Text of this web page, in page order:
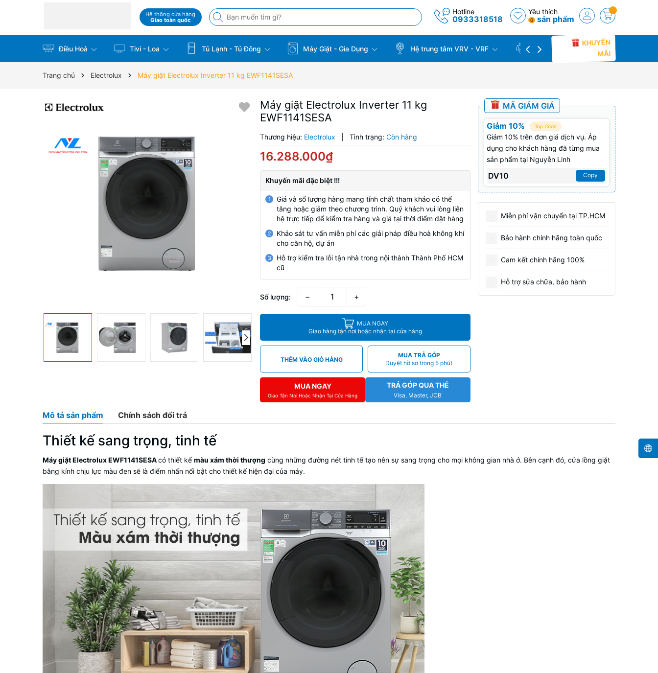
Hệ thống cửa hàng
Giao toàn quốc
Hotline
0933318518
Yêu thích
0 sản phẩm
Điều Hoà Tivi - Loa Tủ Lạnh - Tủ Đông Máy Giặt - Gia Dụng Hệ trung tâm VRV - VRF CÔNG TRÌNH THỰC TẾ
KHUYẾN
MÃI
Trang chủ Electrolux Máy giặt Electrolux Inverter 11 kg EWF1141SESA
Máy giặt Electrolux Inverter 11 kg
EWF1141SESA
Thương hiệu: Electrolux Tình trạng: Còn hàng
16.288.000₫
Khuyến mãi đặc biệt !!!
1
Giá và số lượng hàng mang tính chất tham khảo có thể
tăng hoặc giảm theo chương trình. Quý khách vui lòng liên
hệ trực tiếp để kiểm tra hàng và giá tại thời điểm đặt hàng
2
Khảo sát tư vấn miễn phí các giải pháp điều hoà không khí
cho căn hộ, dự án
3
Hỗ trợ kiểm tra lỗi tận nhà trong nội thành Thành Phố HCM
cũ
Số lượng: − +
MUA NGAY
Giao hàng tận nơi hoặc nhận tại cửa hàng
THÊM VÀO GIỎ HÀNG
MUA TRẢ GÓP
Duyệt hồ sơ trong 5 phút
MUA NGAY
Giao Tận Nơi Hoặc Nhận Tại Cửa Hàng
TRẢ GÓP QUA THẺ
Visa, Master, JCB
MÃ GIẢM GIÁ
Giảm 10% Top Code
Giảm 10% trên đơn giá dịch vụ. Áp
dụng cho khách hàng đã từng mua
sản phẩm tại Nguyễn Linh
DV10 Copy
Miễn phí vận chuyển tại TP.HCM
Bảo hành chính hãng toàn quốc
Cam kết chính hãng 100%
Hỗ trợ sửa chữa, bảo hành
Mô tả sản phẩm Chính sách đổi trả
Thiết kế sang trọng, tinh tế
Máy giặt Electrolux EWF1141SESAcó thiết kếmàu xám thời thượng cùng những đường nét tinh tế tạo nên sự sang trọng cho mọi không gian nhà ở. Bên cạnh đó, cửa lồng giặt
bằng kính chịu lực màu đen sẽ là điểm nhấn nổi bật cho thiết kế hiện đại của máy.